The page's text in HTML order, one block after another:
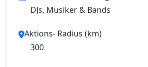
DJs, Musiker & Bands
Aktions- Radius (km)
300